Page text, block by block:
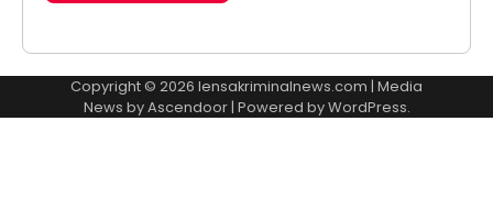
Copyright © 2026 lensakriminalnews.com | Media
News byAscendoor| Powered byWordPress.